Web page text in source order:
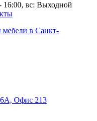
16:00, вс: Выходной
Офис 213